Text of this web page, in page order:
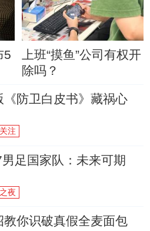
5
上班“摸鱼”公司有权开
除吗？
《防卫白皮书》藏祸心
注
足国家队：未来可期
夜
教你识破真假全麦面包